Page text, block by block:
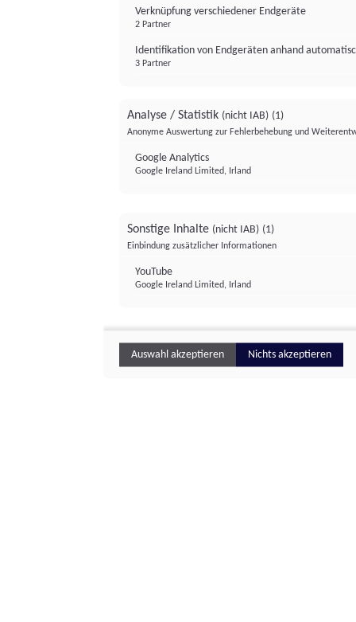
Verknüpfung verschiedener Endgeräte
2 Partner
Identifikation von Endgeräten anhand
3 Partner
Analyse / Statistik (nicht IAB) (1)
Anonyme Auswertung zur Fehlerbehebung und
Google Analytics
Google Ireland Limited, Irland
Sonstige Inhalte (nicht IAB) (1)
Einbindung zusätzlicher Informationen
YouTube
Google Ireland Limited, Irland
Auswahl akzeptieren Nichts akzeptieren